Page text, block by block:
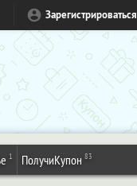
Зарегистрироваться
1 ПолучиКупон 83